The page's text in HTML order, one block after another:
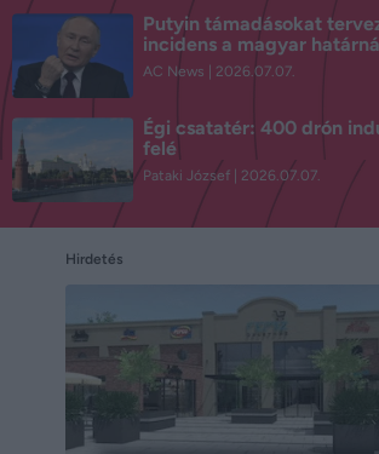
Putyin támadásokat
incidens a magyar
AC News 2026.07.07.
Égi csatatér: 400 drón
felé
Pataki József 2026.07.07.
Hirdetés